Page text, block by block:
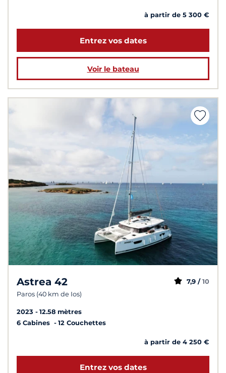
à partir de 5 300 €
Entrez vos dates
Voir le bateau
Astrea 42
Paros (40 km de Ios)
7,9 / 10
2023
12.58 mètres
6 Cabines
12 Couchettes
à partir de 4 250 €
Entrez vos dates